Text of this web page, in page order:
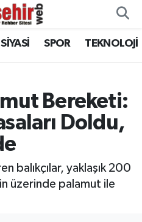
SİYASİ SPOR TEKNOLOJİ
Bereketi:
Doldu,
balıkçılar, yaklaşık 200
üzerinde palamut ile
ve Fikstür